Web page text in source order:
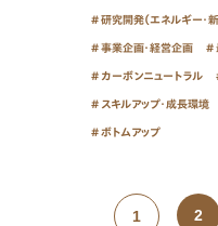
研究開発（エネルギー・新
事業企画・経営企画
カーボンニュートラル
スキルアップ・成長環境
ボトムアップ
1 2